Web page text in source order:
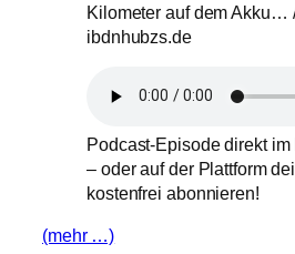
Kilometer auf dem Akku…
ibdnhubzs.de
Podcast-Episode direkt
– oder auf der Plattform
kostenfrei abonnieren!
(mehr …)